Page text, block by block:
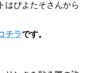
はぴよたそさんから
チラです。